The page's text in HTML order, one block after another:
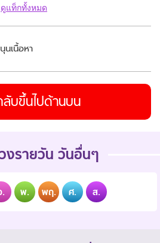
ดูแท็กทั้งหมด
นเนื้อหา
ลับขึ้นไปด้านบน
งรายวัน วันอื่นๆ
. พ. พฤ. ศ. ส.